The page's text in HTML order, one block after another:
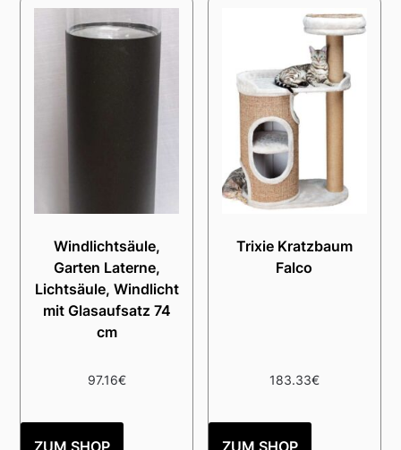
Windlichtsäule,
Garten Laterne,
Lichtsäule, Windlicht
mit Glasaufsatz 74
cm
97.16€
Trixie Kratzbaum
Falco
183.33€